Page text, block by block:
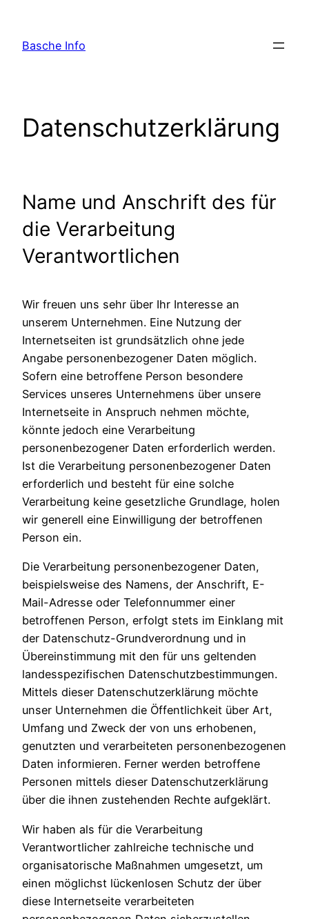
content
Basche Info
Datenschutzerklärung
Name und Anschrift des für
die Verarbeitung
Verantwortlichen
Wir freuen uns sehr über Ihr Interesse an
unserem Unternehmen. Eine Nutzung der
Internetseiten ist grundsätzlich ohne jede
Angabe personenbezogener Daten möglich.
Sofern eine betroffene Person besondere
Services unseres Unternehmens über unsere
Internetseite in Anspruch nehmen möchte,
könnte jedoch eine Verarbeitung
personenbezogener Daten erforderlich werden.
Ist die Verarbeitung personenbezogener Daten
erforderlich und besteht für eine solche
Verarbeitung keine gesetzliche Grundlage, holen
wir generell eine Einwilligung der betroffenen
Person ein.
Die Verarbeitung personenbezogener Daten,
beispielsweise des Namens, der Anschrift, E-
Mail-Adresse oder Telefonnummer einer
betroffenen Person, erfolgt stets im Einklang mit
der Datenschutz-Grundverordnung und in
Übereinstimmung mit den für uns geltenden
landesspezifischen Datenschutzbestimmungen.
Mittels dieser Datenschutzerklärung möchte
unser Unternehmen die Öffentlichkeit über Art,
Umfang und Zweck der von uns erhobenen,
genutzten und verarbeiteten personenbezogenen
Daten informieren. Ferner werden betroffene
Personen mittels dieser Datenschutzerklärung
über die ihnen zustehenden Rechte aufgeklärt.
Wir haben als für die Verarbeitung
Verantwortlicher zahlreiche technische und
organisatorische Maßnahmen umgesetzt, um
einen möglichst lückenlosen Schutz der über
diese Internetseite verarbeiteten